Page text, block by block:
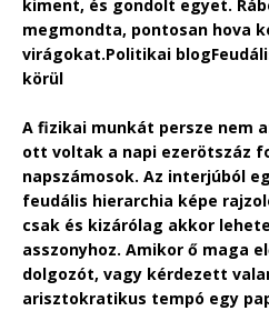
kiment, és gondolt egyet.
megmondta, pontosan hova
virágokat.Politikai
körül
A fizikai munkát persze nem
ott voltak a napi ezerötszáz
napszámosok. Az interjúból
feudális hierarchia képe
csak és kizárólag akkor
asszonyhoz. Amikor ő maga
dolgozót, vagy kérdezett
arisztokratikus tempó egy